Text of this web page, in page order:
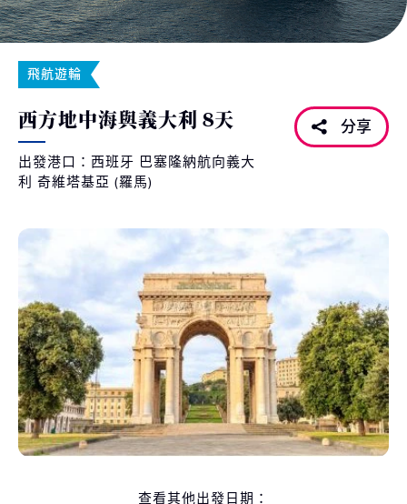
飛航遊輪
西方地中海與義大利 8天
出發港口：西班牙 巴塞隆納航向義大
利 奇維塔基亞 (羅馬)
分享
查看其他出發日期：